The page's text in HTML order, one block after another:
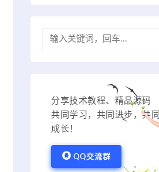
分享技术教程、精品源码
共同学习，共同进步，共同
成长！
QQ交流群